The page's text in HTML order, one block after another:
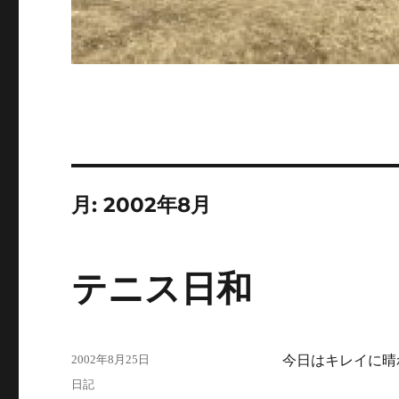
月:2002年8月
テニス日和
今日はキレイに
投
稿
2002年8月25日
カ
日記